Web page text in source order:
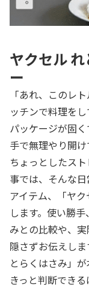
ヤクセル
ー
「あれ、このレ
ッチンで料理を
パッケージが固
手で無理やり開
ちょっとしたス
事では、そんな
アイテム、「ヤ
します。使い勝
みとの比較や、
隠さずお伝えし
とらくはさみ」
きっと判断できる